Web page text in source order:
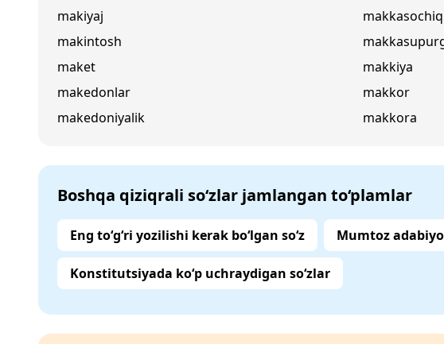
makiyaj
makintosh
maket
makedonlar
makedoniyalik
makkasochiq
makkiya
makkor
makkora
Boshqa qiziqrali so‘zlar jamlangan to‘plamlar
Eng to‘g‘ri yozilishi kerak bo‘lgan so‘z Mumtoz
Konstitutsiyada ko‘p uchraydigan so‘zlar